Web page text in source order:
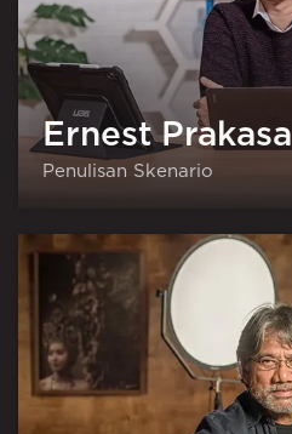
Ernest Prakasa
Penulisan Skenario